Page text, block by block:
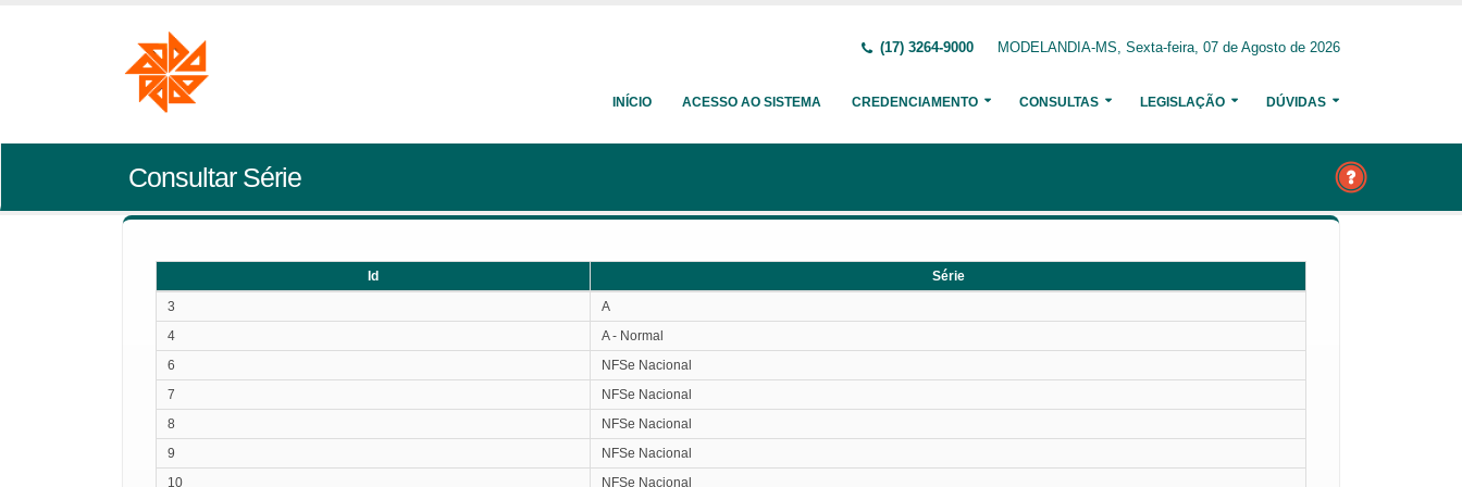
(17) 3264-9000 MODELANDIA-MS, Sexta-feira, 07 de Agosto de 2026
INÍCIO ACESSO AO SISTEMA CREDENCIAMENTO CONSULTAS LEGISLAÇÃO DÚVIDAS
Consultar Série
Id
Série
3
A
4
A - Normal
6
NFSe Nacional
7
NFSe Nacional
8
NFSe Nacional
9
NFSe Nacional
10
NFSe Nacional